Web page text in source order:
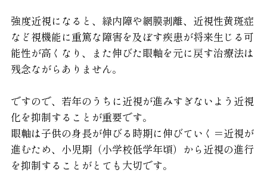
強度近視になると、緑内障や網膜剥離、近視性黄斑症
など視機能に重篤な障害を及ぼす疾患が将来生じる可
能性が高くなり、また伸びた眼軸を元に戻す治療法は
残念ながらありません。
ですので、若年のうちに近視が進みすぎないよう近視
化を抑制することが重要です。
眼軸は子供の身長が伸びる時期に伸びていく＝近視が
進むため、小児期（小学校低学年頃）から近視の進行
を抑制することがとても大切です。